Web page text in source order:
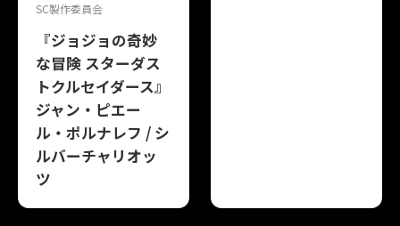
SC製作委員会
『ジョジョの奇妙
な冒険 スターダス
トクルセイダース』
ジャン・ピエー
ル・ポルナレフ / シ
ルバーチャリオッ
ツ